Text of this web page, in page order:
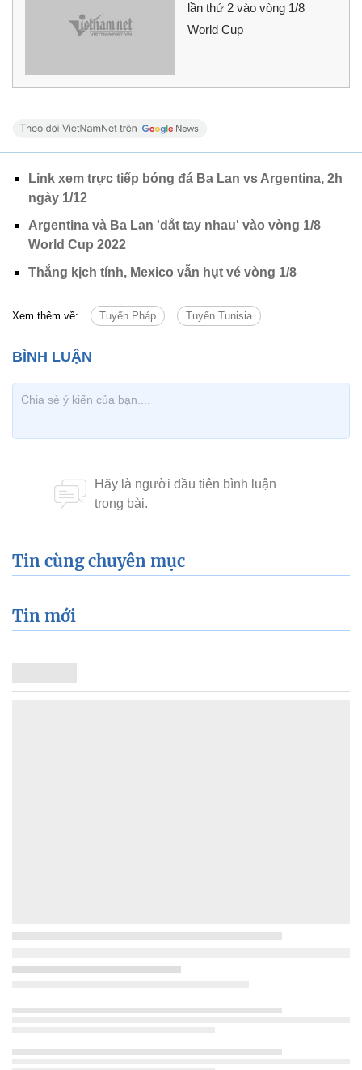
lần thứ 2 vào vòng 1/8
World Cup
Link xem trực tiếp bóng đá Ba Lan vs Argentina, 2h
ngày 1/12
Argentina và Ba Lan 'dắt tay nhau' vào vòng 1/8
World Cup 2022
Thắng kịch tính, Mexico vẫn hụt vé vòng 1/8
Xem thêm về: Tuyển Pháp Tuyển Tunisia
Tin cùng chuyên mục
Tin mới